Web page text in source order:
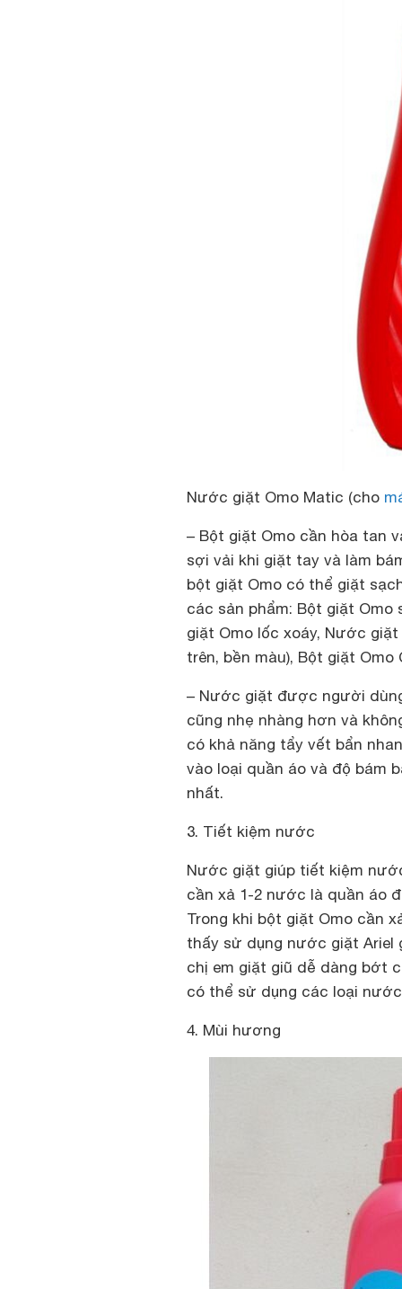
Nước giặt Omo Matic (cho
– Bột giặt Omo cần hòa tan
sợi vải khi giặt tay và làm
bột giặt Omo có thể giặt
các sản phẩm: Bột giặt
giặt Omo lốc xoáy, Nước
trên, bền màu), Bột giặt
– Nước giặt được người
cũng nhẹ nhàng hơn và
có khả năng tẩy vết bẩn
vào loại quần áo và độ bám
nhất.
3. Tiết kiệm nước
Nước giặt giúp tiết kiệm
cần xả 1-2 nước là quần áo
Trong khi bột giặt Omo cần
thấy sử dụng nước giặt
chị em giặt giũ dễ dàng bớt
có thể sử dụng các loại
4. Mùi hương